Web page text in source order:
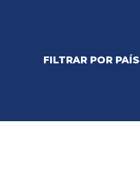
FILTRAR POR PAÍS